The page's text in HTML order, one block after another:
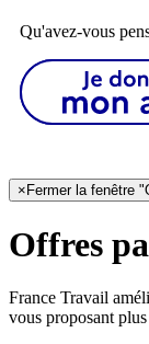
Qu'avez-vous
×Fermer la fenêtre
Offres
France Travail
vous proposant